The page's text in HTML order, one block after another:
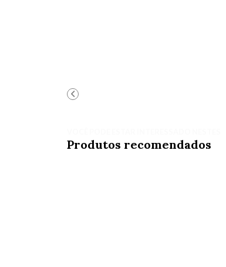
Produtos recomendados